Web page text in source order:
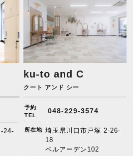
24-
ku-to and C
クート アンド シー
予約
TEL
048-229-3574
所在地 埼玉県川口市戸塚 2-26-
18
ベルアーデン102